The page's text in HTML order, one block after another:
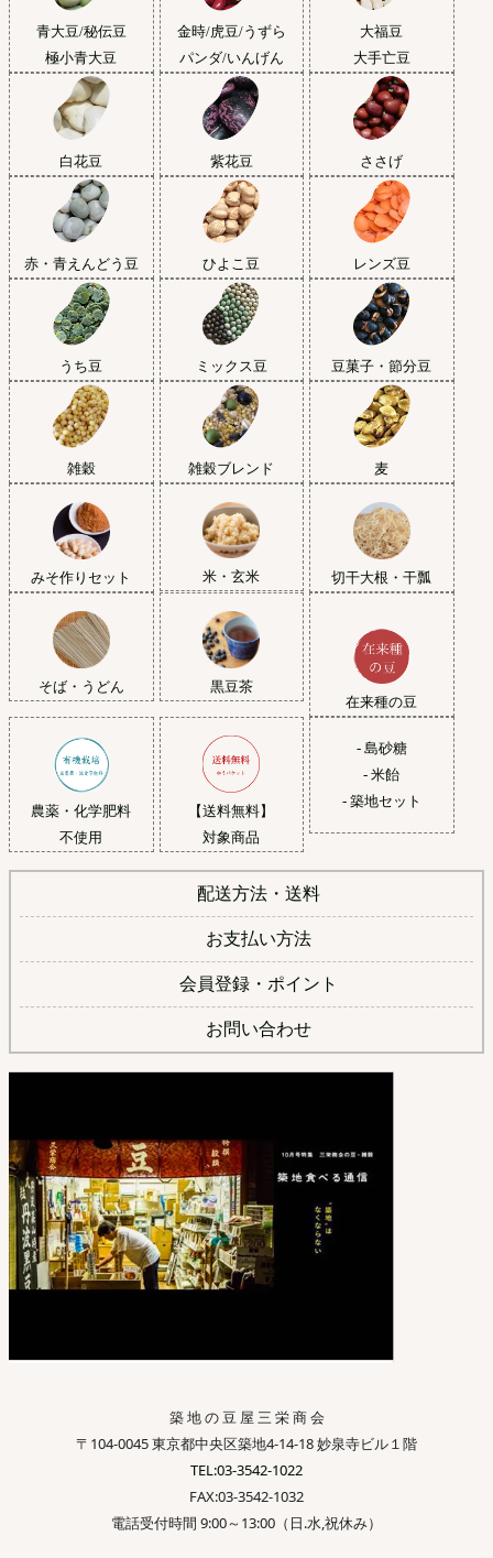
青大豆/秘伝豆
極小青大豆
金時/虎豆/うずら
パンダ/いんげん
大福豆
大手亡豆
白花豆 紫花豆 ささげ
赤・青えんどう豆 ひよこ豆 レンズ豆
うち豆 ミックス豆 豆菓子・節分豆
雑穀 雑穀ブレンド 麦
みそ作りセット 米・玄米 切干大根・干瓢
そば・うどん
黒豆茶
在来種の豆
農薬・化学肥料
不使用
【送料無料】
対象商品
- 島砂糖
- 米飴
- 築地セット
配送方法・送料
お支払い方法
会員登録・ポイント
お問い合わせ
築 地 の 豆 屋 三 栄 商 会
〒104-0045 東京都中央区築地4-14-18 妙泉寺ビル１階
TEL:03-3542-1022
FAX:03-3542-1032
電話受付時間 9:00～13:00（日.水,祝休み）